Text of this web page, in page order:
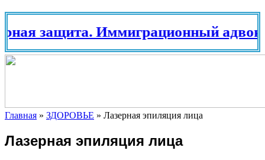
защита. Иммиграционный адвокат
Главная » ЗДОРОВЬЕ » Лазерная эпиляция лица
Лазерная эпиляция лица